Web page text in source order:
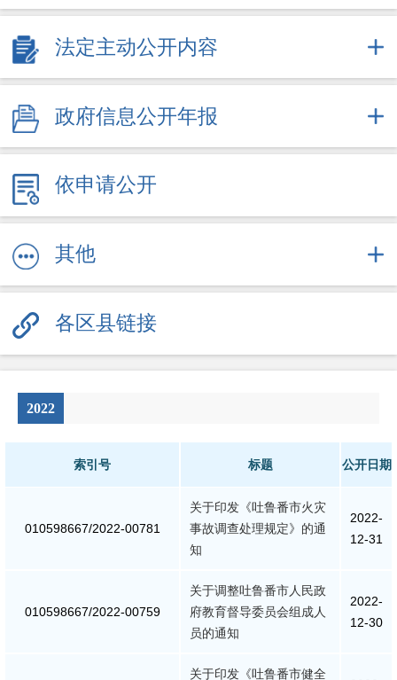
2026
法定主动公开内容
政府信息公开年报
依申请公开
其他
各区县链接
2022
索引号 标题 公开日期
010598667/2022-00781
关于印发《吐鲁番市火灾
事故调查处理规定》的通
知
2022-
12-31
010598667/2022-00759
关于调整吐鲁番市人民政
府教育督导委员会组成人
员的通知
2022-
12-30
关于印发《吐鲁番市健全